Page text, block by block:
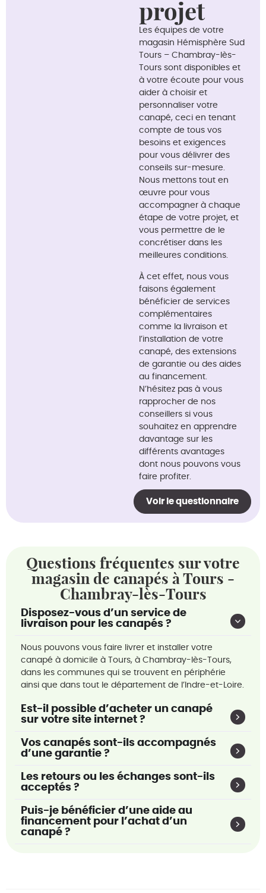
projet
Les équipes de votre
magasin Hémisphère Sud
Tours – Chambray-lès-
Tours sont disponibles et
à votre écoute pour vous
aider à choisir et
personnaliser votre
canapé, ceci en tenant
compte de tous vos
besoins et exigences
pour vous délivrer des
conseils sur-mesure.
Nous mettons tout en
œuvre pour vous
accompagner à chaque
étape de votre projet, et
vous permettre de le
concrétiser dans les
meilleures conditions.
À cet effet, nous vous
faisons également
bénéficier de services
complémentaires
comme la livraison et
l’installation de votre
canapé, des extensions
de garantie ou des aides
au financement.
N’hésitez pas à vous
rapprocher de nos
conseillers si vous
souhaitez en apprendre
davantage sur les
différents avantages
dont nous pouvons vous
faire profiter.
Voir le questionnaire
Questions fréquentes sur votre
magasin de canapés à Tours -
Chambray-lès-Tours
Disposez-vous d’un service de
livraison pour les canapés ?
Nous pouvons vous faire livrer et installer votre
canapé à domicile à Tours, à Chambray-lès-Tours,
dans les communes qui se trouvent en périphérie
ainsi que dans tout le département de l’Indre-et-Loire.
Est-il possible d’acheter un canapé
sur votre site internet ?
Vos canapés sont-ils accompagnés
d’une garantie ?
Les retours ou les échanges sont-ils
acceptés ?
Puis-je bénéficier d’une aide au
financement pour l’achat d’un
canapé ?